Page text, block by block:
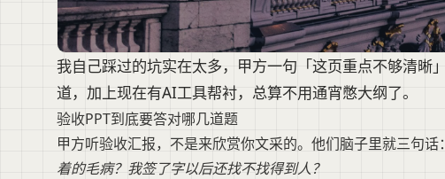
我自己踩过的坑实在太多，甲方一句「这页重点不够清晰
道，加上现在有AI工具帮衬，总算不用通宵憋大纲了。
验收PPT到底要答对哪几道题
甲方听验收汇报，不是来欣赏你文采的。他们脑子里就三句话：
着的毛病？我签了字以后还找不找得到人？